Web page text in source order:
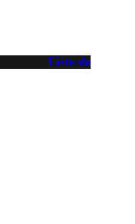
Liste de